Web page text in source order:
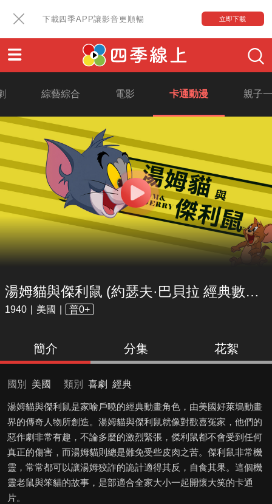
下載四季APP讓影音更順暢 立即下載
綜藝綜合 電影 卡通動漫 親子
湯姆貓與傑利鼠 (約瑟夫·巴貝拉 經典數位修復版)
1940 美國 普0+
簡介 分集 花絮
國別 美國 類別 喜劇 經典
湯姆貓與傑利鼠是家喻戶曉的經典動畫角色，由美國好萊塢動畫
界的傳奇人物所創造。湯姆貓與傑利鼠就像對歡喜冤家，他們的
惡作劇非常有趣，不論多麼的激烈緊張，傑利鼠都不會受到任何
真正的傷害，而湯姆貓則總是難免受些皮肉之苦。傑利鼠非常機
靈，常常都可以讓湯姆狡詐的詭計適得其反，自食其果。這個機
靈老鼠與笨貓的故事，是部適合全家大小一起開懷大笑的卡通
片。